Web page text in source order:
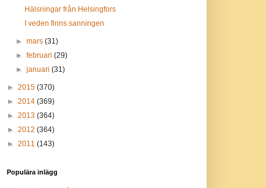
Hälsningar från Helsingfors
I veden finns sanningen
► mars (31)
► februari (29)
► januari (31)
► 2015 (370)
► 2014 (369)
► 2013 (364)
► 2012 (364)
► 2011 (143)
Populära inlägg